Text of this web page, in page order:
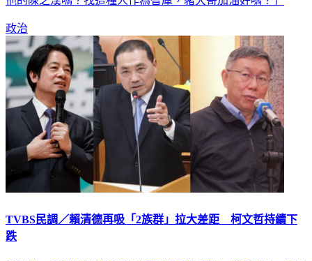
政治
TVBS民調／賴清德再吸「2族群」拉大差距 柯文哲持續下
跌